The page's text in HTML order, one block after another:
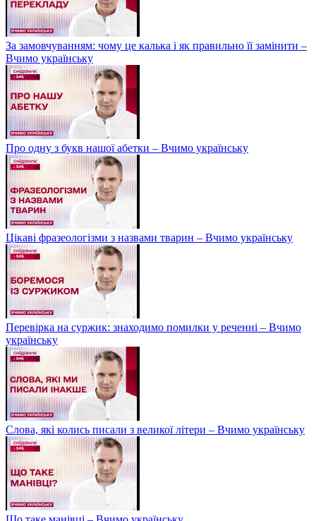
За замовчуванням: чому це калька і як правильно її замінити –
Вчимо українську
Про одну з букв нашої абетки – Вчимо українську
Цікаві фразеологізми з назвами тварин – Вчимо українську
Перевірка на суржик: знаходимо помилки у реченні – Вчимо
українську
Слова, які колись писали з великої літери – Вчимо українську